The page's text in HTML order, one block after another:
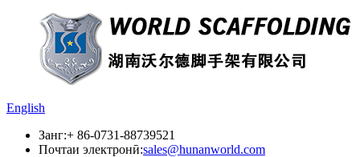
English
Занг:+ 86-0731-88739521
Почтаи электронӣ:sales@hunanworld.com